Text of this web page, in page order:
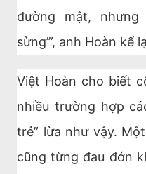
đường mật,
sừng’”, anh Hoàn kể
Việt Hoàn cho biết
nhiều trường hợp
trẻ” lừa như vậy.
cũng từng đau đớn